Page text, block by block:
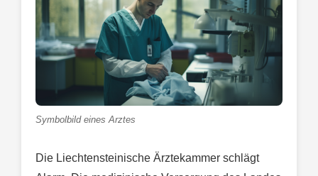
Symbolbild eines Arztes
Die Liechtensteinische Ärztekammer schlägt